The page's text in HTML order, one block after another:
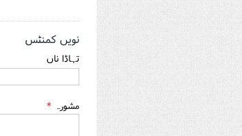
نویں کمنٹس
تہاڈا ناں
مشورہ *